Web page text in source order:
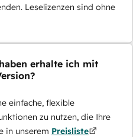
Leselizenzen sind ohne
erhalte ich mit
einfache, flexible
zu nutzen, die Ihre
in unserem Preisliste